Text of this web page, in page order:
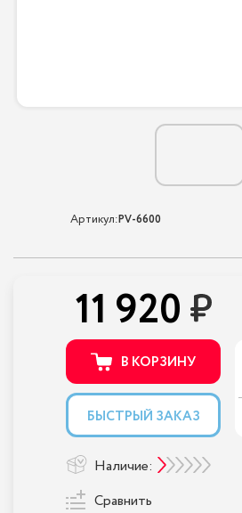
Артикул:PV-6600
11 920
В КОРЗИНУ
БЫСТРЫЙ ЗАКАЗ
Наличие:
Сравнить